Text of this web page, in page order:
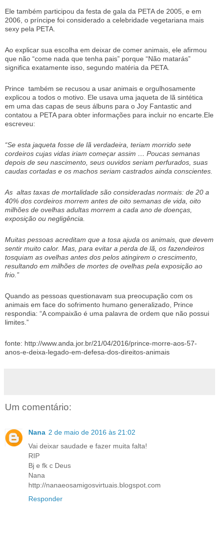
Ele também participou da festa de gala da PETA de 2005, e em
2006, o príncipe foi considerado a celebridade vegetariana mais
sexy pela PETA.
Ao explicar sua escolha em deixar de comer animais, ele afirmou
que não “come nada que tenha pais” porque “Não matarás”
significa exatamente isso, segundo matéria da PETA.
Prince também se recusou a usar animais e orgulhosamente
explicou a todos o motivo. Ele usava uma jaqueta de lã sintética
em uma das capas de seus álbuns para o Joy Fantastic and
contatou a PETA para obter informações para incluir no encarte.Ele
escreveu:
“Se esta jaqueta fosse de lã verdadeira, teriam morrido sete
cordeiros cujas vidas iriam começar assim … Poucas semanas
depois de seu nascimento, seus ouvidos seriam perfurados, suas
caudas cortadas e os machos seriam castrados ainda conscientes.
As altas taxas de mortalidade são consideradas normais: de 20 a
40% dos cordeiros morrem antes de oito semanas de vida, oito
milhões de ovelhas adultas morrem a cada ano de doenças,
exposição ou negligência.
Muitas pessoas acreditam que a tosa ajuda os animais, que devem
sentir muito calor. Mas, para evitar a perda de lã, os fazendeiros
tosquiam as ovelhas antes dos pelos atingirem o crescimento,
resultando em milhões de mortes de ovelhas pela exposição ao
frio.”
Quando as pessoas questionavam sua preocupação com os
animais em face do sofrimento humano generalizado, Prince
respondia: “A compaixão é uma palavra de ordem que não possui
limites.”
fonte: http://www.anda.jor.br/21/04/2016/prince-morre-aos-57-
anos-e-deixa-legado-em-defesa-dos-direitos-animais
Um comentário:
Nana 2 de maio de 2016 às 21:02
Vai deixar saudade e fazer muita falta!
RIP
Bj e fk c Deus
Nana
http://nanaeosamigosvirtuais.blogspot.com
Responder